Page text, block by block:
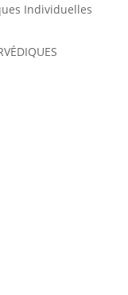
Individuelles